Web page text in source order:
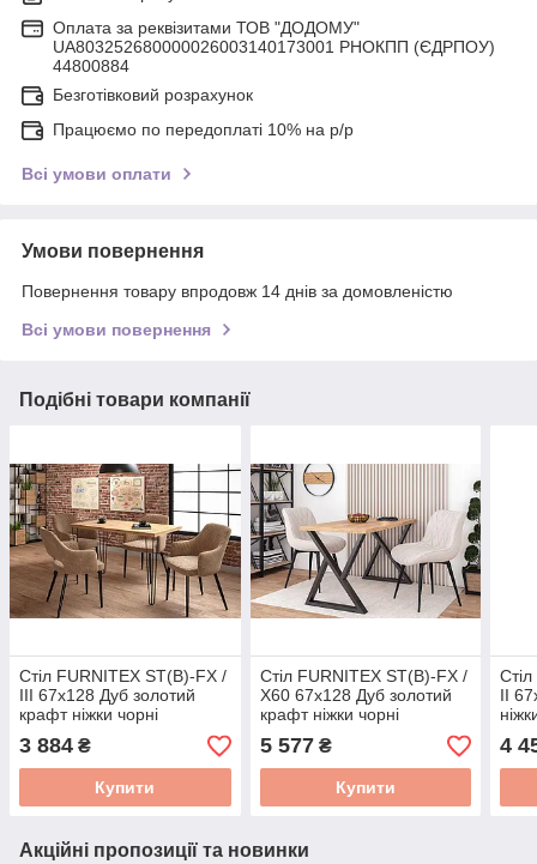
Оплата за реквізитами ТОВ "ДОДОМУ"
UA803252680000026003140173001 РНОКПП (ЄДРПОУ)
44800884
Безготівковий розрахунок
Працюємо по передоплаті 10% на р/р
Всі умови оплати
Умови повернення
Повернення товару впродовж 14 днів за домовленістю
Всі умови повернення
Подібні товари компанії
Стіл FURNITEX ST(B)-FX /
III 67x128 Дуб золотий
крафт ніжки чорні
3 884 ₴
Купити
Стіл FURNITEX ST(B)-FX /
X60 67x128 Дуб золотий
крафт ніжки чорні
5 577₴
Купити
II
4
Акційні пропозиції та новинки